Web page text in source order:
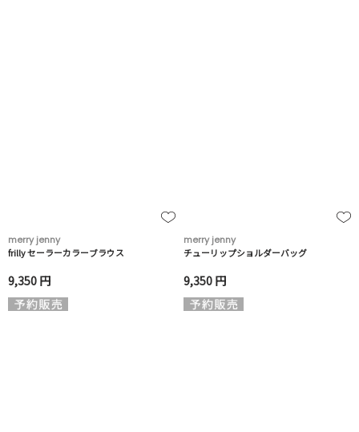
merry jenny
frilly セーラーカラーブラウス
9,350 円
merry jenny
チューリップショルダーバッグ
9,350 円